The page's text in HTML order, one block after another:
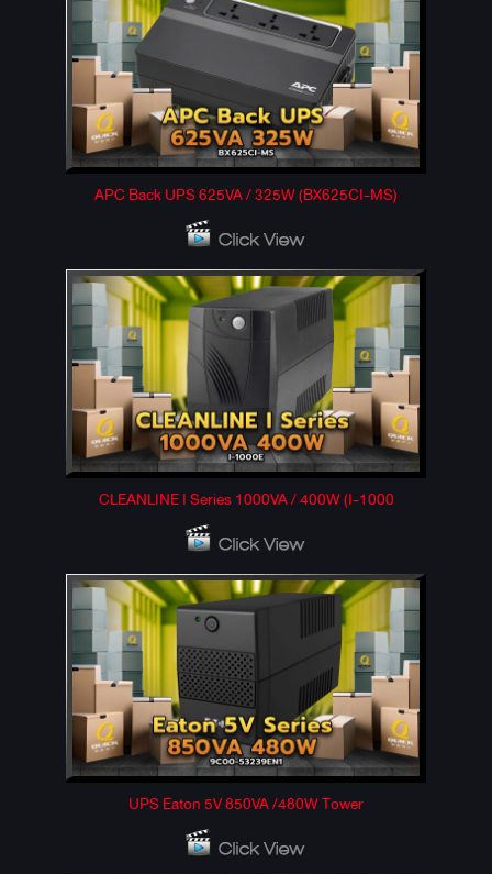
APC Back UPS 625VA / 325W (BX625CI-MS)
CLEANLINE I Series 1000VA / 400W (I-1000
UPS Eaton 5V 850VA /480W Tower